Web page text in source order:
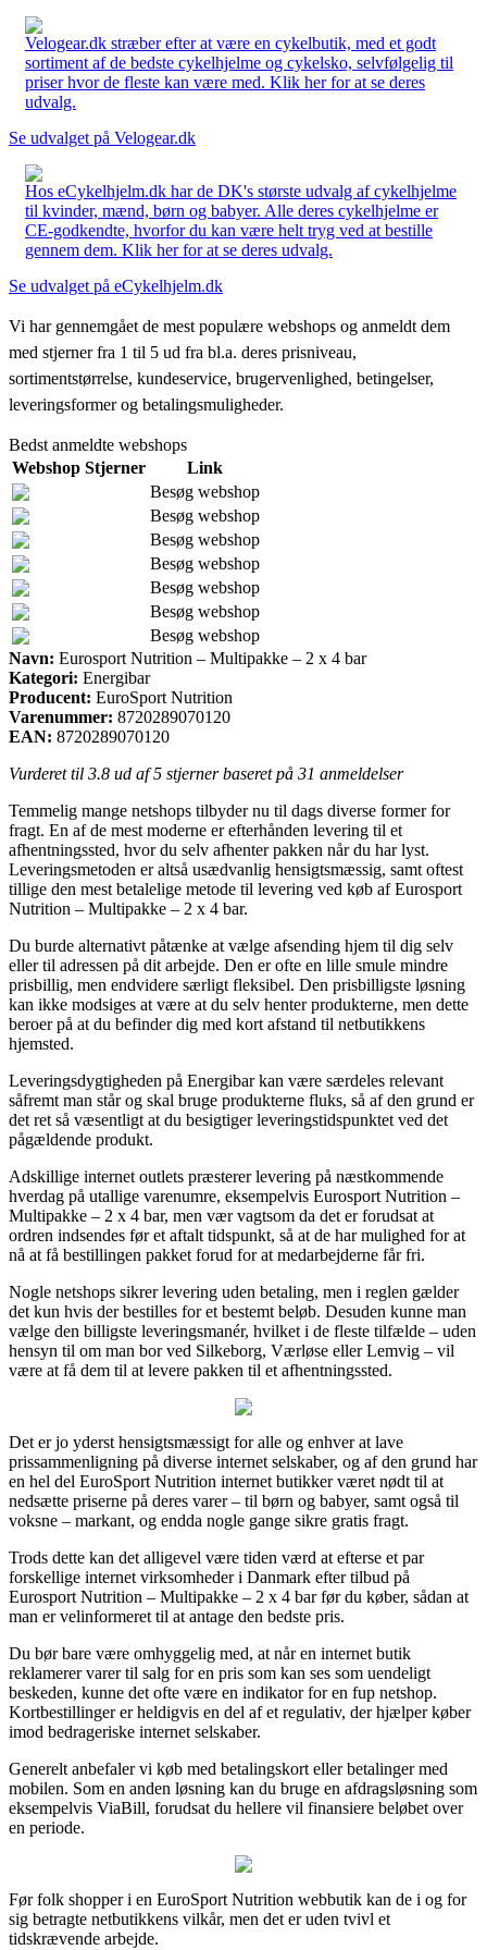
Velogear.dk stræber efter at være en cykelbutik, med et godt
sortiment af de bedste cykelhjelme og cykelsko, selvfølgelig til
priser hvor de fleste kan være med. Klik her for at se deres
udvalg.
Se udvalget på Velogear.dk
Hos eCykelhjelm.dk har de DK's største udvalg af cykelhjelme
til kvinder, mænd, børn og babyer. Alle deres cykelhjelme er
CE-godkendte, hvorfor du kan være helt tryg ved at bestille
gennem dem. Klik her for at se deres udvalg.
Se udvalget på eCykelhjelm.dk
Vi har gennemgået de mest populære webshops og anmeldt dem
med stjerner fra 1 til 5 ud fra bl.a. deres prisniveau,
sortimentstørrelse, kundeservice, brugervenlighed, betingelser,
leveringsformer og betalingsmuligheder.
Bedst anmeldte webshops
Webshop Stjerner
Link
Besøg webshop
Besøg webshop
Besøg webshop
Besøg webshop
Besøg webshop
Besøg webshop
Besøg webshop
Navn: Eurosport Nutrition – Multipakke – 2 x 4 bar
Kategori: Energibar
Producent: EuroSport Nutrition
Varenummer: 8720289070120
EAN: 8720289070120
Vurderet til 3.8 ud af 5 stjerner baseret på 31 anmeldelser
Temmelig mange netshops tilbyder nu til dags diverse former for
fragt. En af de mest moderne er efterhånden levering til et
afhentningssted, hvor du selv afhenter pakken når du har lyst.
Leveringsmetoden er altså usædvanlig hensigtsmæssig, samt oftest
tillige den mest betalelige metode til levering ved køb af Eurosport
Nutrition – Multipakke – 2 x 4 bar.
Du burde alternativt påtænke at vælge afsending hjem til dig selv
eller til adressen på dit arbejde. Den er ofte en lille smule mindre
prisbillig, men endvidere særligt fleksibel. Den prisbilligste løsning
kan ikke modsiges at være at du selv henter produkterne, men dette
beroer på at du befinder dig med kort afstand til netbutikkens
hjemsted.
Leveringsdygtigheden på Energibar kan være særdeles relevant
såfremt man står og skal bruge produkterne fluks, så af den grund er
det ret så væsentligt at du besigtiger leveringstidspunktet ved det
pågældende produkt.
Adskillige internet outlets præsterer levering på næstkommende
hverdag på utallige varenumre, eksempelvis Eurosport Nutrition –
Multipakke – 2 x 4 bar, men vær vagtsom da det er forudsat at
ordren indsendes før et aftalt tidspunkt, så at de har mulighed for at
nå at få bestillingen pakket forud for at medarbejderne får fri.
Nogle netshops sikrer levering uden betaling, men i reglen gælder
det kun hvis der bestilles for et bestemt beløb. Desuden kunne man
vælge den billigste leveringsmanér, hvilket i de fleste tilfælde – uden
hensyn til om man bor ved Silkeborg, Værløse eller Lemvig – vil
være at få dem til at levere pakken til et afhentningssted.
Det er jo yderst hensigtsmæssigt for alle og enhver at lave
prissammenligning på diverse internet selskaber, og af den grund har
en hel del EuroSport Nutrition internet butikker været nødt til at
nedsætte priserne på deres varer – til børn og babyer, samt også til
voksne – markant, og endda nogle gange sikre gratis fragt.
Trods dette kan det alligevel være tiden værd at efterse et par
forskellige internet virksomheder i Danmark efter tilbud på
Eurosport Nutrition – Multipakke – 2 x 4 bar før du køber, sådan at
man er velinformeret til at antage den bedste pris.
Du bør bare være omhyggelig med, at når en internet butik
reklamerer varer til salg for en pris som kan ses som uendeligt
beskeden, kunne det ofte være en indikator for en fup netshop.
Kortbestillinger er heldigvis en del af et regulativ, der hjælper køber
imod bedrageriske internet selskaber.
Generelt anbefaler vi køb med betalingskort eller betalinger med
mobilen. Som en anden løsning kan du bruge en afdragsløsning som
eksempelvis ViaBill, forudsat du hellere vil finansiere beløbet over
en periode.
Før folk shopper i en EuroSport Nutrition webbutik kan de i og for
sig betragte netbutikkens vilkår, men det er uden tvivl et
tidskrævende arbejde.